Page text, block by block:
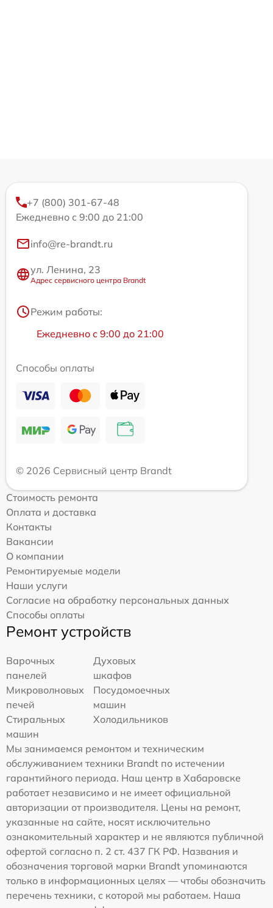
+7 (800) 301-67-48
Ежедневно с 9:00 до 21:00
info@re-brandt.ru
ул. Ленина, 23
Адрес сервисного центра Brandt
Режим работы:
Ежедневно с 9:00 до 21:00
Способы оплаты
© 2026 Сервисный центр Brandt
Стоимость ремонта
Оплата и доставка
Контакты
Вакансии
О компании
Ремонтируемые модели
Наши услуги
Согласие на обработку персональных данных
Способы оплаты
Ремонт устройств
Варочных
панелей
Духовых
шкафов
Микроволновых
печей
Посудомоечных
машин
Стиральных
машин
Холодильников
Мы занимаемся ремонтом и техническим
обслуживанием техники Brandt по истечении
гарантийного периода. Наш центр в Хабаровске
работает независимо и не имеет официальной
авторизации от производителя. Цены на ремонт,
указанные на сайте, носят исключительно
ознакомительный характер и не являются публичной
офертой согласно п. 2 ст. 437 ГК РФ. Названия и
обозначения торговой марки Brandt упоминаются
только в информационных целях — чтобы обозначить
перечень техники, с которой мы работаем. Наша